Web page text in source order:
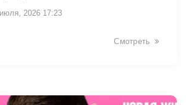
2026 17:23
Смотреть